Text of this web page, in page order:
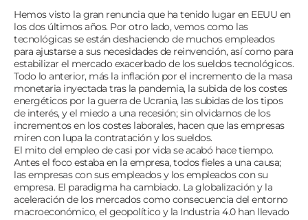
Hemos visto la gran renuncia que ha tenido lugar en EEUU en
los dos últimos años. Por otro lado, vemos como las
tecnológicas se están deshaciendo de muchos empleados
para ajustarse a sus necesidades de reinvención, así como para
estabilizar el mercado exacerbado de los sueldos tecnológicos.
Todo lo anterior, más la inflación por el incremento de la masa
monetaria inyectada tras la pandemia, la subida de los costes
energéticos por la guerra de Ucrania, las subidas de los tipos
de interés, y el miedo a una recesión; sin olvidarnos de los
incrementos en los costes laborales, hacen que las empresas
miren con lupa la contratación y los sueldos.
El mito del empleo de casi por vida se acabó hace tiempo.
Antes el foco estaba en la empresa, todos fieles a una causa;
las empresas con sus empleados y los empleados con su
empresa. El paradigma ha cambiado. La globalización y la
aceleración de los mercados como consecuencia del entorno
macroeconómico, el geopolítico y la Industria 4.0 han llevado